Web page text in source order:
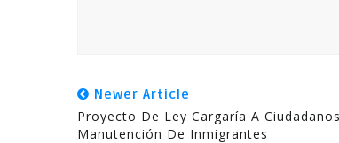
Newer Article
Proyecto De Ley Cargaría A Ciudadanos
Manutención De Inmigrantes